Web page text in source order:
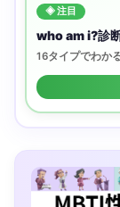
◈ 注目
who am i?診
16タイプでわか